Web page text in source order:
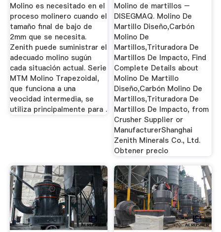
Molino es necesitado en el
proceso molinero cuando el
tamaño final de bajo de
2mm que se necesita.
Zenith puede suministrar el
adecuado molino sugún
cada situación actual. Serie
MTM Molino Trapezoidal,
que funciona a una
veocidad intermedia, se
utiliza principalmente para .
Molino de martillos –
DISEGMAQ. Molino De
Martillo Diseño,Carbón
Molino De
Martillos,Trituradora De
Martillos De Impacto, Find
Complete Details about
Molino De Martillo
Diseño,Carbón Molino De
Martillos,Trituradora De
Martillos De Impacto, from
Crusher Supplier or
ManufacturerShanghai
Zenith Minerals Co., Ltd.
Obtener precio